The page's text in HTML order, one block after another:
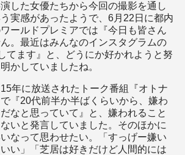
演した女優たちから今回の撮影を通し
実感があったようで、6月22日に都内
ールドプレミアでは『今日も皆さん
。最近はみんなのインスタグラムの
てます』と、どうにか好かれようと努
かしていましたね。
年に放送されたトーク番組『オトナ
『20代前半か半ばくらいから、嫌わ
なと思っていて』と、嫌われること
いと発言していました。そのほかに
なって思わせたい。「すっげー嫌い
い」「芝居は好きだけど人間的には